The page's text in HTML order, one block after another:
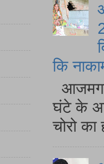
कि
घंटे के
चोरो